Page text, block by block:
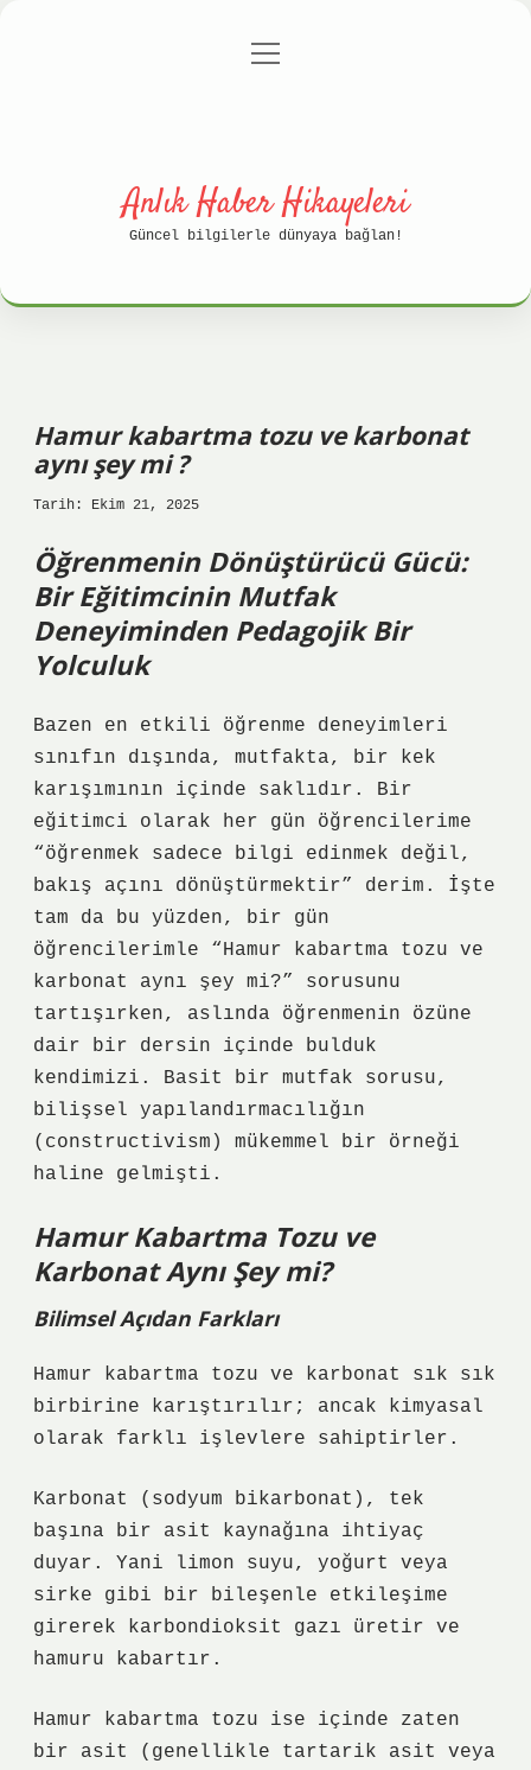
Gizlilik Politikası
menüyü
Anlık Haber Hikayeleri
Güncel bilgilerle dünyaya bağlan!
Hamur kabartma tozu ve karbonat
aynı şey mi ?
Tarih: Ekim 21, 2025
Öğrenmenin Dönüştürücü Gücü:
Bir Eğitimcinin Mutfak
Deneyiminden Pedagojik Bir
Yolculuk
Bazen en etkili öğrenme deneyimleri
sınıfın dışında, mutfakta, bir kek
karışımının içinde saklıdır. Bir
eğitimci olarak her gün öğrencilerime
“öğrenmek sadece bilgi edinmek değil,
bakış açını dönüştürmektir” derim. İşte
tam da bu yüzden, bir gün
öğrencilerimle “Hamur kabartma tozu ve
karbonat aynı şey mi?” sorusunu
tartışırken, aslında öğrenmenin özüne
dair bir dersin içinde bulduk
kendimizi. Basit bir mutfak sorusu,
bilişsel yapılandırmacılığın
(constructivism) mükemmel bir örneği
haline gelmişti.
Hamur Kabartma Tozu ve
Karbonat Aynı Şey mi?
Bilimsel Açıdan Farkları
Hamur kabartma tozu ve karbonat sık sık
birbirine karıştırılır; ancak kimyasal
olarak farklı işlevlere sahiptirler.
Karbonat (sodyum bikarbonat), tek
başına bir asit kaynağına ihtiyaç
duyar. Yani limon suyu, yoğurt veya
sirke gibi bir bileşenle etkileşime
girerek karbondioksit gazı üretir ve
hamuru kabartır.
Hamur kabartma tozu ise içinde zaten
bir asit (genellikle tartarik asit veya